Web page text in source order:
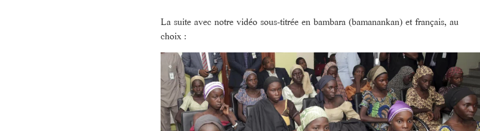
La suite avec notre vidéo sous-titrée en bambara (bamanankan) et français, au
choix :